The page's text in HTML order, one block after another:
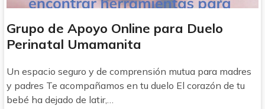
Grupo de Apoyo Online para Duelo
Perinatal Umamanita
Un espacio seguro y de comprensión mutua para madres
y padres Te acompañamos en tu duelo El corazón de tu
bebé ha dejado de latir,…